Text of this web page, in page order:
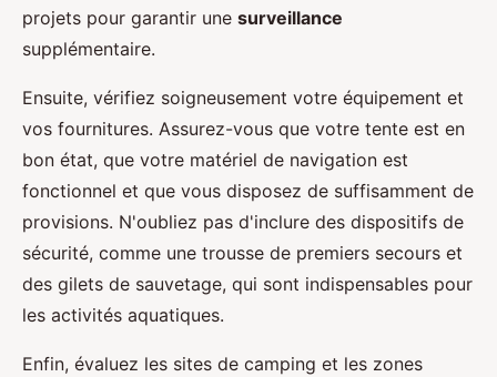
projets pour garantir une surveillance
supplémentaire.
Ensuite, vérifiez soigneusement votre équipement et
vos fournitures. Assurez-vous que votre tente est en
bon état, que votre matériel de navigation est
fonctionnel et que vous disposez de suffisamment de
provisions. N'oubliez pas d'inclure des dispositifs de
sécurité, comme une trousse de premiers secours et
des gilets de sauvetage, qui sont indispensables pour
les activités aquatiques.
Enfin, évaluez les sites de camping et les zones